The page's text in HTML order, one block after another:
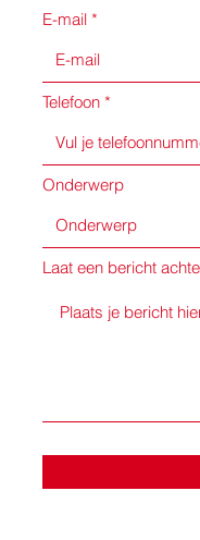
E-mail
Telefoon
Onderwerp
Laat een bericht